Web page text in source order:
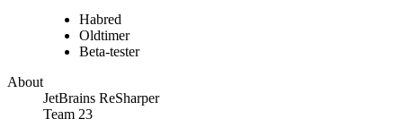
Habred
Oldtimer
Beta-tester
About
JetBrains ReSharper
Team 23